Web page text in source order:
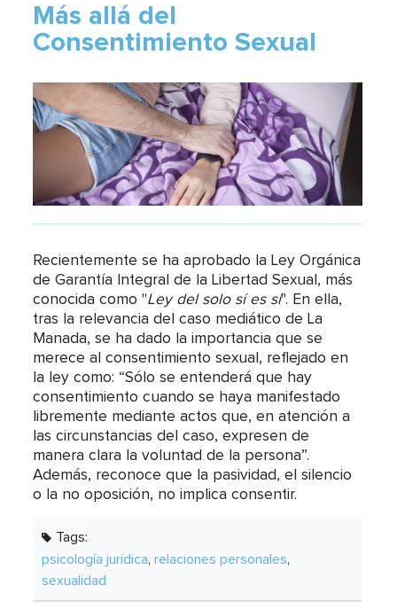
Más allá del
Consentimiento Sexual
Recientemente se ha aprobado la Ley Orgánica
de Garantía Integral de la Libertad Sexual, más
conocida como "Ley del solo sí es sí". En ella,
tras la relevancia del caso mediático de La
Manada, se ha dado la importancia que se
merece al consentimiento sexual, reflejado en
la ley como: “Sólo se entenderá que hay
consentimiento cuando se haya manifestado
libremente mediante actos que, en atención a
las circunstancias del caso, expresen de
manera clara la voluntad de la persona”.
Además, reconoce que la pasividad, el silencio
o la no oposición, no implica consentir.
Tags:
psicología jurídica,relaciones personales,
sexualidad